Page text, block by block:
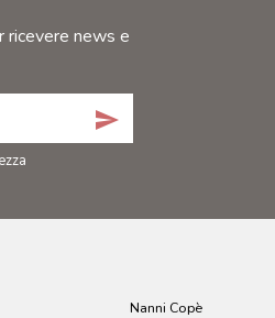
ricevere news e
send
Nanni Copè